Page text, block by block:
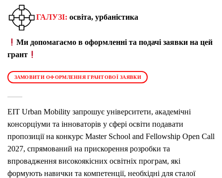
ГАЛУЗІ: освіта, урбаністика
Ми допомагаємо в оформленні та подачі заявки на цей
грант
ЗАМОВИТИ ОФОРМЛЕННЯ ГРАНТОВОЇ ЗАЯВКИ
EIT Urban Mobility запрошує університети, академічні
консорціуми та інноваторів у сфері освіти подавати
пропозиції на конкурс Master School and Fellowship Open Call
2027, спрямований на прискорення розробки та
впровадження високоякісних освітніх програм, які
формують навички та компетенції, необхідні для сталої